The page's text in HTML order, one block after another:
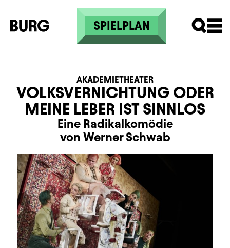
Direkt zum Inhalt
SPIELPLAN
VOLKSVERNICHTUNG ODER
MEINE LEBER IST SINNLOS
AKADEMIETHEATER
Eine Radikalkomödie
von Werner Schwab